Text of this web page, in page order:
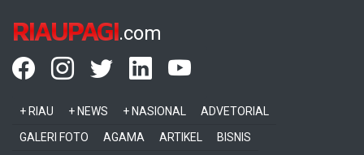
RIAUPAGI.com
+ RIAU + NEWS + NASIONAL
ADVETORIAL
GALERI FOTO
AGAMA ARTIKEL
BISNIS